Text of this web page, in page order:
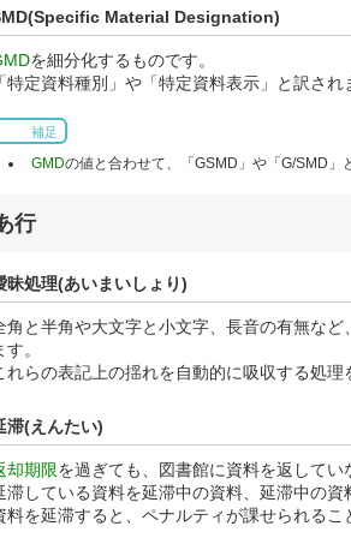
Material Designation)
を細分化するものです。
特定資料種別」や「特定資料表示」と訳され
補足
GMDの値と合わせて、「GSMD」や「G/SMD」
行
昧処理(あいまいしょり)
角と半角や大文字と小文字、長音の有無な
す。
れらの表記上の揺れを自動的に吸収する処理
滞(えんたい)
却期限を過ぎても、図書館に資料を返してい
滞している資料を延滞中の資料、延滞中の資
料を延滞すると、ペナルティが課せられるこ